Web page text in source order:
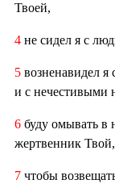
Твоей,
4 не сидел я с
5 возненавидел
и с нечестивыми
6 буду омывать в
жертвенник
7 чтобы